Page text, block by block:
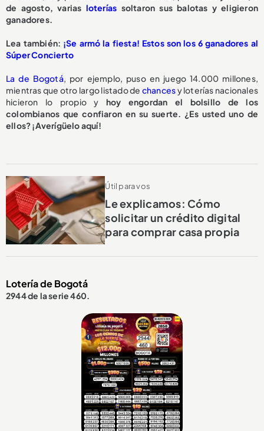
de agosto, varias loterías soltaron sus balotas y eligieron
ganadores.
Lea también: ¡Se armó la fiesta! Estos son los 6 ganadores al
Súper Concierto
La de Bogotá, por ejemplo, puso en juego 14.000 millones,
mientras que otro largo listado de chancesy loterías nacionales
hicieron lo propio y hoy engordan el bolsillo de los
colombianos que confiaron en su suerte. ¿Es usted uno de
ellos? ¡Averígüelo aquí!
Útil para vos
Le explicamos: Cómo
solicitar un crédito digital
para comprar casa propia
Lotería de Bogotá
2944 de la serie 460.